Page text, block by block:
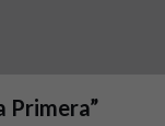
Primera”